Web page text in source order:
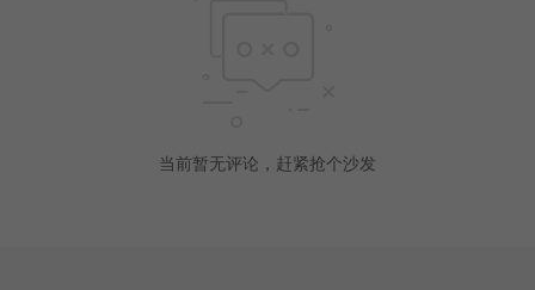
当前暂无评论，赶紧抢个沙发